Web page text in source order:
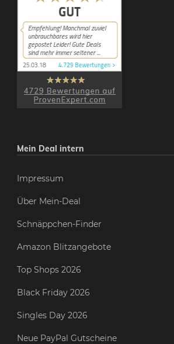
Mein Deal intern
Impressum
Über Mein-Deal
Schnäppchen-Finder
Amazon Blitzangebote
Top Shops 2026
Black Friday 2026
Singles Day 2026
Neue PayPal Gutscheine